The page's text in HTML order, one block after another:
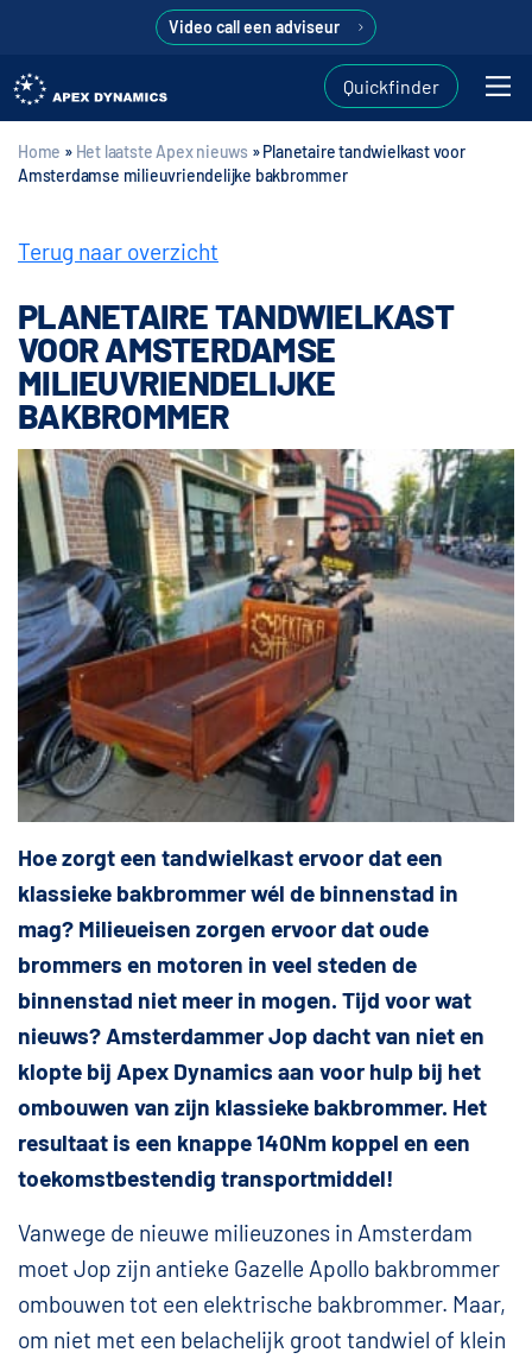
Video call een adviseur
Quickfinder
Home » Het laatste Apex nieuws »Planetaire tandwielkast voor
Amsterdamse milieuvriendelijke bakbrommer
Terug naar overzicht
PLANETAIRE TANDWIELKAST
VOOR AMSTERDAMSE
MILIEUVRIENDELIJKE
BAKBROMMER
Hoe zorgt een tandwielkast ervoor dat een
klassieke bakbrommer wél de binnenstad in
mag? Milieueisen zorgen ervoor dat oude
brommers en motoren in veel steden de
binnenstad niet meer in mogen. Tijd voor wat
nieuws? Amsterdammer Jop dacht van niet en
klopte bij Apex Dynamics aan voor hulp bij het
ombouwen van zijn klassieke bakbrommer. Het
resultaat is een knappe 140Nm koppel en een
toekomstbestendig transportmiddel!
Vanwege de nieuwe milieuzones in Amsterdam
moet Jop zijn antieke Gazelle Apollo bakbrommer
ombouwen tot een elektrische bakbrommer. Maar,
om niet met een belachelijk groot tandwiel of klein